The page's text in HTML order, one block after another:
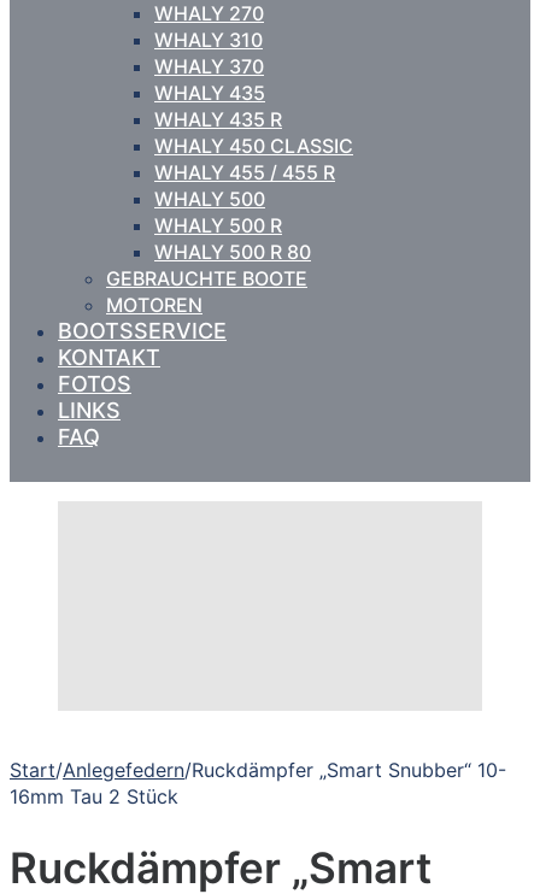
WHALY 270
WHALY 310
WHALY 370
WHALY 435
WHALY 435 R
WHALY 450 CLASSIC
WHALY 455 / 455 R
WHALY 500
WHALY 500 R
WHALY 500 R 80
GEBRAUCHTE BOOTE
MOTOREN
BOOTSSERVICE
KONTAKT
FOTOS
LINKS
FAQ
Start/Anlegefedern/Ruckdämpfer „Smart Snubber“ 10-
16mm Tau 2 Stück
Ruckdämpfer „Smart